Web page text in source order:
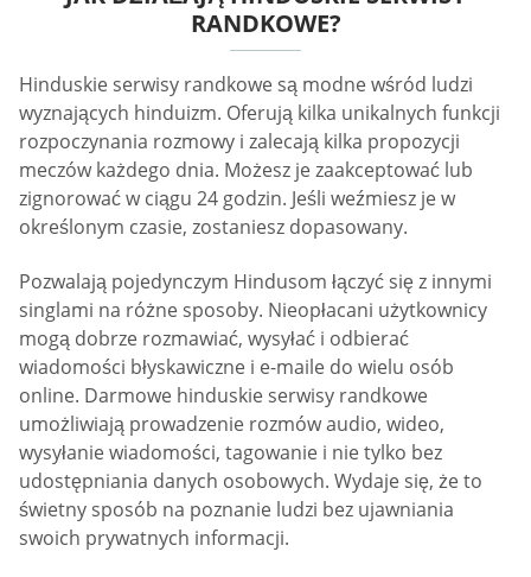
RANDKOWE?
Hinduskie serwisy randkowe są modne wśród ludzi
wyznających hinduizm. Oferują kilka unikalnych funkcji
rozpoczynania rozmowy i zalecają kilka propozycji
meczów każdego dnia. Możesz je zaakceptować lub
zignorować w ciągu 24 godzin. Jeśli weźmiesz je w
określonym czasie, zostaniesz dopasowany.
Pozwalają pojedynczym Hindusom łączyć się z innymi
singlami na różne sposoby. Nieopłacani użytkownicy
mogą dobrze rozmawiać, wysyłać i odbierać
wiadomości błyskawiczne i e-maile do wielu osób
online. Darmowe hinduskie serwisy randkowe
umożliwiają prowadzenie rozmów audio, wideo,
wysyłanie wiadomości, tagowanie i nie tylko bez
udostępniania danych osobowych. Wydaje się, że to
świetny sposób na poznanie ludzi bez ujawniania
swoich prywatnych informacji.